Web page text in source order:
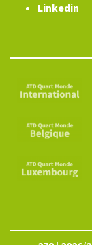
Linkedin